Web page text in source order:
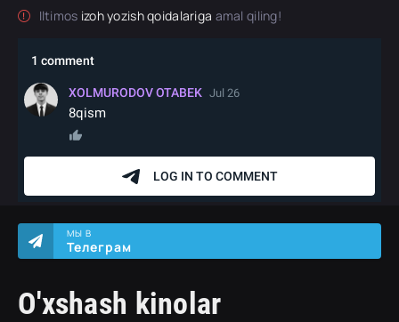
Iltimos izoh yozish qoidalariga amal qiling!
O'xshash kinolar
МЫ В
Телеграм